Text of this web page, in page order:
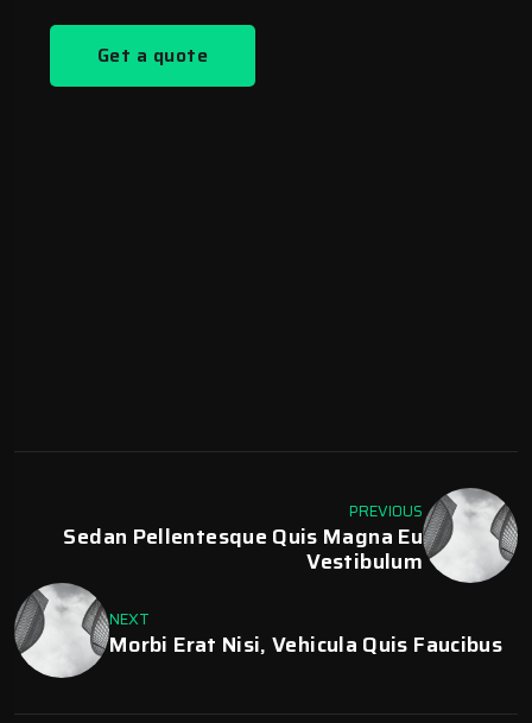
Get a quote
PREVIOUS
Sedan Pellentesque Quis Magna Eu
Vestibulum
NEXT
Morbi Erat Nisi, Vehicula Quis Faucibus